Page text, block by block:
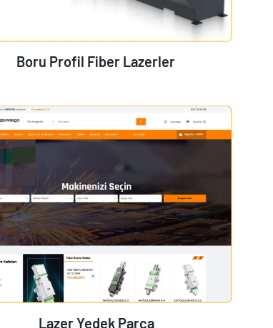
Boru Profil Fiber Lazerler
Lazer Yedek Parça